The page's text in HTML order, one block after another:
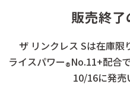
ベストコスメ2025下半期 シワ
帖 / 2025年下半期手帖的ベスト
選ぶ2025年下半期ベストコスメ
販売終
ザ リンクレス Sは在庫限
ライスパワー®No.11+配合で
10/16に発売